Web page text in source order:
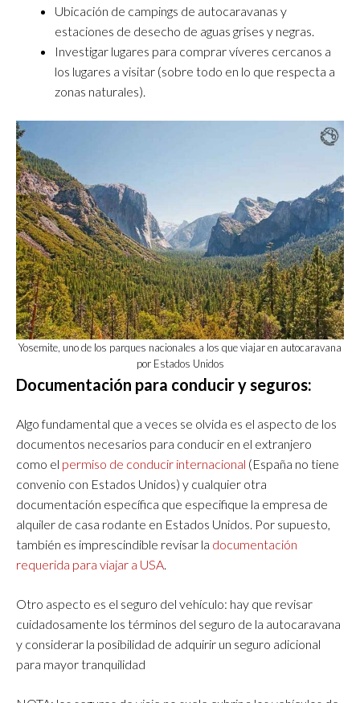
Ubicación de campings de autocaravanas y
estaciones de desecho de aguas grises y negras.
Investigar lugares para comprar víveres cercanos a
los lugares a visitar (sobre todo en lo que respecta a
zonas naturales).
Yosemite, uno de los parques nacionales a los que viajar en autocaravana
por Estados Unidos
Documentación para conducir y seguros:
Algo fundamental que a veces se olvida es el aspecto de los
documentos necesarios para conducir en el extranjero
como el permiso de conducir internacional (España no tiene
convenio con Estados Unidos) y cualquier otra
documentación específica que especifique la empresa de
alquiler de casa rodante en Estados Unidos. Por supuesto,
también es imprescindible revisar la documentación
requerida para viajar a USA.
Otro aspecto es el seguro del vehículo: hay que revisar
cuidadosamente los términos del seguro de la autocaravana
y considerar la posibilidad de adquirir un seguro adicional
para mayor tranquilidad